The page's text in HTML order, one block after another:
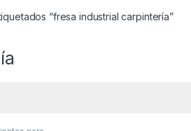
“fresa industrial carpintería”